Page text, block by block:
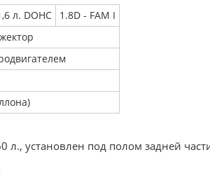
л. DOHC
1.8D - FAM I
установлен под полом задней